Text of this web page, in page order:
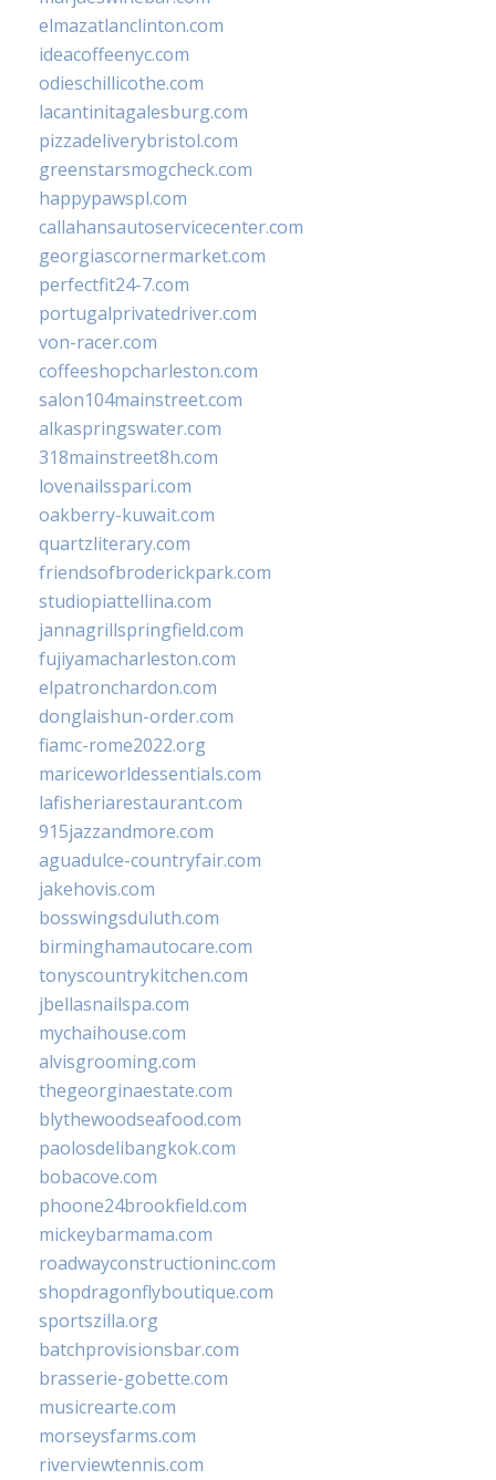
elmazatlanclinton.com
ideacoffeenyc.com
odieschillicothe.com
lacantinitagalesburg.com
pizzadeliverybristol.com
greenstarsmogcheck.com
happypawspl.com
callahansautoservicecenter.com
georgiascornermarket.com
perfectfit24-7.com
portugalprivatedriver.com
von-racer.com
coffeeshopcharleston.com
salon104mainstreet.com
alkaspringswater.com
318mainstreet8h.com
lovenailsspari.com
oakberry-kuwait.com
quartzliterary.com
friendsofbroderickpark.com
studiopiattellina.com
jannagrillspringfield.com
fujiyamacharleston.com
elpatronchardon.com
donglaishun-order.com
fiamc-rome2022.org
mariceworldessentials.com
lafisheriarestaurant.com
915jazzandmore.com
aguadulce-countryfair.com
jakehovis.com
bosswingsduluth.com
birminghamautocare.com
tonyscountrykitchen.com
jbellasnailspa.com
mychaihouse.com
alvisgrooming.com
thegeorginaestate.com
blythewoodseafood.com
paolosdelibangkok.com
bobacove.com
phoone24brookfield.com
mickeybarmama.com
roadwayconstructioninc.com
shopdragonflyboutique.com
sportszilla.org
batchprovisionsbar.com
brasserie-gobette.com
musicrearte.com
morseysfarms.com
riverviewtennis.com